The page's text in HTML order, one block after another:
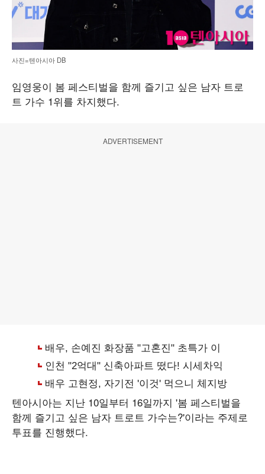
사진=텐아시아 DB
임영웅이 봄 페스티벌을 함께 즐기고 싶은 남자 트로
트 가수 1위를 차지했다.
ADVERTISEMENT
텐아시아는 지난 10일부터 16일까지 '봄 페스티벌을
함께 즐기고 싶은 남자 트로트 가수는?'이라는 주제로
투표를 진행했다.